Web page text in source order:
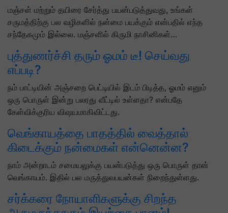
மஞ்சள் மற்றும் தயிரை சேர்த்து பயன்படுத்துவது, உங்கள்
சருமத்திற்கு பல வழிகளில் நன்மை பயக்கும் என்பதில் எந்த
சந்தேகமும் இல்லை. மஞ்சளில் கிருமி நாசினிகள்…
புத்துணர்ச்சி தரும் ஓமம் டீ! செய்வது
எப்படி?
நம் பாட்டியின் அஞ்சறை பெட்டியில் இடம் பிடித்த, ஓமம் எனும்
ஒரு பொருள் இன்று பலரது வீட்டில் உள்ளதா? என்பதே
கேள்விக்குரிய விஷயமாகிவிட்டது.
வெங்காயத்தை பாதத்தில் வைத்தால்
கிடைக்கும் நன்மைகள் என்னென்ன?
நாம் அன்றாடம் சமையலுக்கு பயன்படுத்து ஒரு பொருள் தான்
வெங்காயம். இதில் பல மருத்துவபயன்கள் நிறைந்துள்ளது.
சர்க்கரை நோயாளிகளுக்கு சிறந்த